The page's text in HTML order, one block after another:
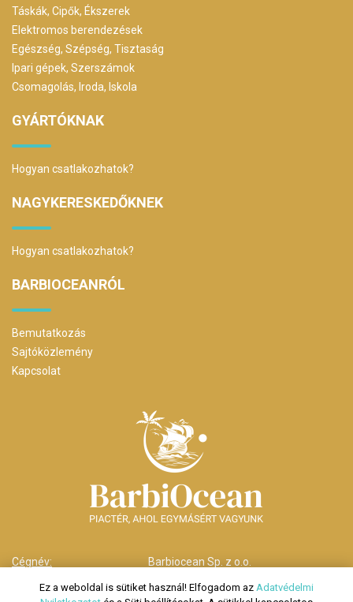
Táskák, Cipők, Ékszerek
Elektromos berendezések
Egészség, Szépség, Tisztaság
Ipari gépek, Szerszámok
Csomagolás, Iroda, Iskola
GYÁRTÓKNAK
Hogyan csatlakozhatok?
NAGYKERESKEDŐKNEK
Hogyan csatlakozhatok?
BARBIOCEANRÓL
Bemutatkozás
Sajtóközlemény
Kapcsolat
Cégnév:
Barbiocean Sp. z o.o.
ul. Długa nr 29
Ez a weboldal is sütiket használ! Elfogadom az Adatvédelmi